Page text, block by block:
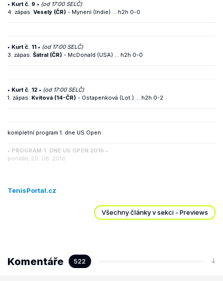
• PROGRAM 1. DNE US OPEN 2016 •
pondělí, 29. 08. 2016
• Kurt č. 9 • (od 17:00 SELČ)
4. zápas: Veselý (ČR) - Myneni (Indie) ... h2h 0-0
• Kurt č. 11 • (od 17:00 SELČ)
3. zápas: Šátral (ČR) - McDonald (USA) ... h2h 0-0
• Kurt č. 12 • (od 17:00 SELČ)
1. zápas: Kvitová (14-ČR) - Ostapenková (Lot.) ... h2h 0-2
kompletní program 1. dne US Open
TenisPortal.cz
Všechny články v sekci - Previews
Komentáře 522